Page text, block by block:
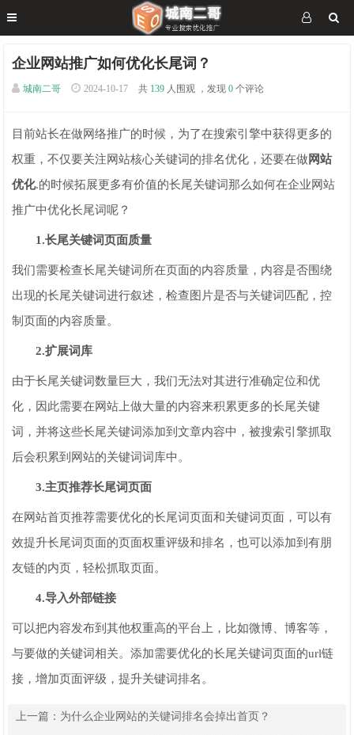
企业网站推广如何优化长尾词？
城南二哥 2024-10-17 共 139 人围观 ，发现 0 个评论
目前站长在做网络推广的时候，为了在搜索引擎中获得更多的
权重，不仅要关注网站核心关键词的排名优化，还要在做 网站
优化.的时候拓展更多有价值的长尾关键词那么如何在企业网站
推广中优化长尾词呢？
1.长尾关键词页面质量
我们需要检查长尾关键词所在页面的内容质量，内容是否围绕
出现的长尾关键词进行叙述，检查图片是否与关键词匹配，控
制页面的内容质量。
2.扩展词库
由于长尾关键词数量巨大，我们无法对其进行准确定位和优
化，因此需要在网站上做大量的内容来积累更多的长尾关键
词，并将这些长尾关键词添加到文章内容中，被搜索引擎抓取
后会积累到网站的关键词词库中。
3.主页推荐长尾词页面
在网站首页推荐需要优化的长尾词页面和关键词页面，可以有
效提升长尾词页面的页面权重评级和排名，也可以添加到有朋
友链的内页，轻松抓取页面。
4.导入外部链接
可以把内容发布到其他权重高的平台上，比如微博、博客等，
与要做的关键词相关。添加需要优化的长尾关键词页面的url链
接，增加页面评级，提升关键词排名。
上一篇： 为什么企业网站的关键词排名会掉出首页？